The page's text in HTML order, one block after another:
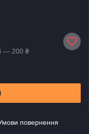
— 200 ₴
повернення